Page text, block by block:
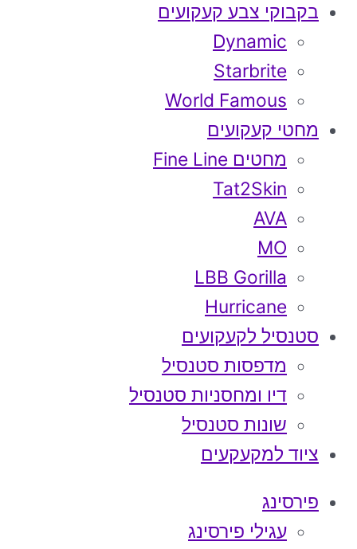
בקבוקי צבע קעקועים
Dynamic
Starbrite
World Famous
מחטי קעקועים
מחטים Fine Line
Tat2Skin
AVA
MO
LBB Gorilla
Hurricane
סטנסיל לקעקועים
מדפסות סטנסיל
דיו ומחסניות סטנסיל
שונות סטנסיל
ציוד למקעקעים
פירסינג
עגילי פירסינג